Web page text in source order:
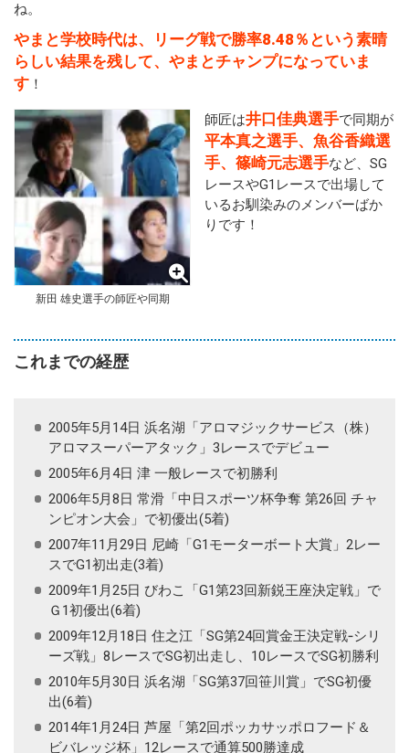
ね。
やまと学校時代は、リーグ戦で勝率8.48％という素晴
らしい結果を残して、やまとチャンプになっていま
す ！
新田 雄史選手の師匠や同期
師匠は井口佳典選手で同期が
平本真之選手、魚谷香織選
手、篠崎元志選手など、SG
レースやG1レースで出場して
いるお馴染みのメンバーばか
りです！
これまでの経歴
2005年5月14日 浜名湖「アロマジックサービス（株）
アロマスーパーアタック」3レースでデビュー
2005年6月4日 津 一般レースで初勝利
2006年5月8日 常滑「中日スポーツ杯争奪 第26回 チャ
ンピオン大会」で初優出(5着)
2007年11月29日 尼崎「G1モーターボート大賞」2レー
スでG1初出走(3着)
2009年1月25日 びわこ「G1第23回新鋭王座決定戦」で
Ｇ1初優出(6着)
2009年12月18日 住之江「SG第24回賞金王決定戦‐シリ
ーズ戦」8レースでSG初出走し、10レースでSG初勝利
2010年5月30日 浜名湖「SG第37回笹川賞」でSG初優
出(6着)
2014年1月24日 芦屋「第2回ポッカサッポロフード＆
ビバレッジ杯」12レースで通算500勝達成